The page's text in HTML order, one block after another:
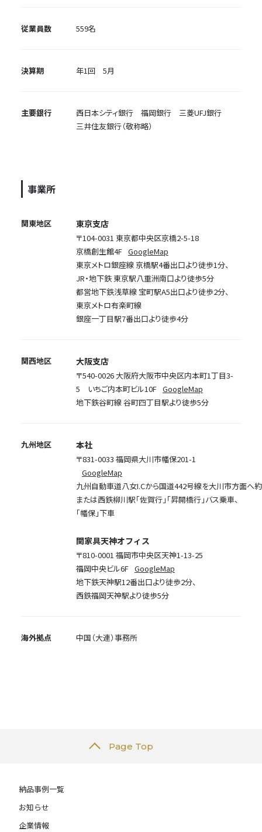
従業員数 559名
決算期 年1回 5月
主要銀行
西日本シティ銀行 福岡銀行 三菱UFJ銀行
三井住友銀行（敬称略）
事業所
関東地区 東京支店
〒104-0031 東京都中央区京橋2-5-18
京橋創生館4F GoogleMap
東京メトロ銀座線 京橋駅4番出口より徒歩1分、
JR・地下鉄 東京駅八重洲南口より徒歩5分
都営地下鉄浅草線 宝町駅A5出口より徒歩2分、
東京メトロ有楽町線
銀座一丁目駅7番出口より徒歩4分
関西地区 大阪支店
〒540-0026 大阪府大阪市中央区内本町1丁目3-
5 いちご内本町ビル10F GoogleMap
地下鉄谷町線 谷町四丁目駅より徒歩5分
九州地区 本社
〒831-0033 福岡県大川市幡保201-1
GoogleMap
九州自動車道八女I.Cから国道442号線を大川市方面へ
または西鉄柳川駅「佐賀行」「昇開橋行」バス乗車、
「幡保」下車
関家具天神オフィス
〒810-0001 福岡市中央区天神1-13-25
福岡中央ビル6F GoogleMap
地下鉄天神駅12番出口より徒歩2分、
西鉄福岡天神駅より徒歩5分
海外拠点 中国（大連）事務所
Page Top
納品事例一覧
お知らせ
企業情報